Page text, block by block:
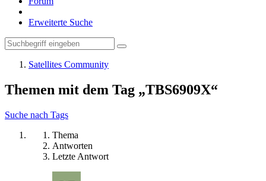
Erweiterte Suche
Satellites Community
Themen mit dem Tag „TBS6909X“
Suche nach Tags
Thema
Antworten
Letzte Antwort